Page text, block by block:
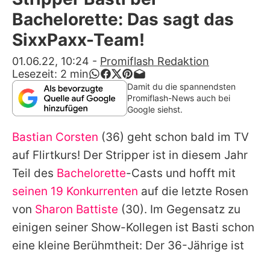
Alle Themen auf Promiflash
Jobs
App runterladen
Team
Redaktionelle Richtlinien
Impressum
Datenschutzerklärung
Nutzungsbedingungen
Utiq verwalten
Bachelorette: Das sagt das
SixxPaxx-Team!
01.06.22, 10:24 - Promiflash Redaktion
Lesezeit: 2 min
Damit du die spannendsten
Promiflash-News auch bei
Google siehst.
Bastian Corsten (36) geht schon bald im TV
auf Flirtkurs! Der Stripper ist in diesem Jahr
Teil des Bachelorette-Casts und hofft mit
seinen 19 Konkurrenten auf die letzte Rosen
von Sharon Battiste (30). Im Gegensatz zu
einigen seiner Show-Kollegen ist Basti schon
eine kleine Berühmtheit: Der 36-Jährige ist